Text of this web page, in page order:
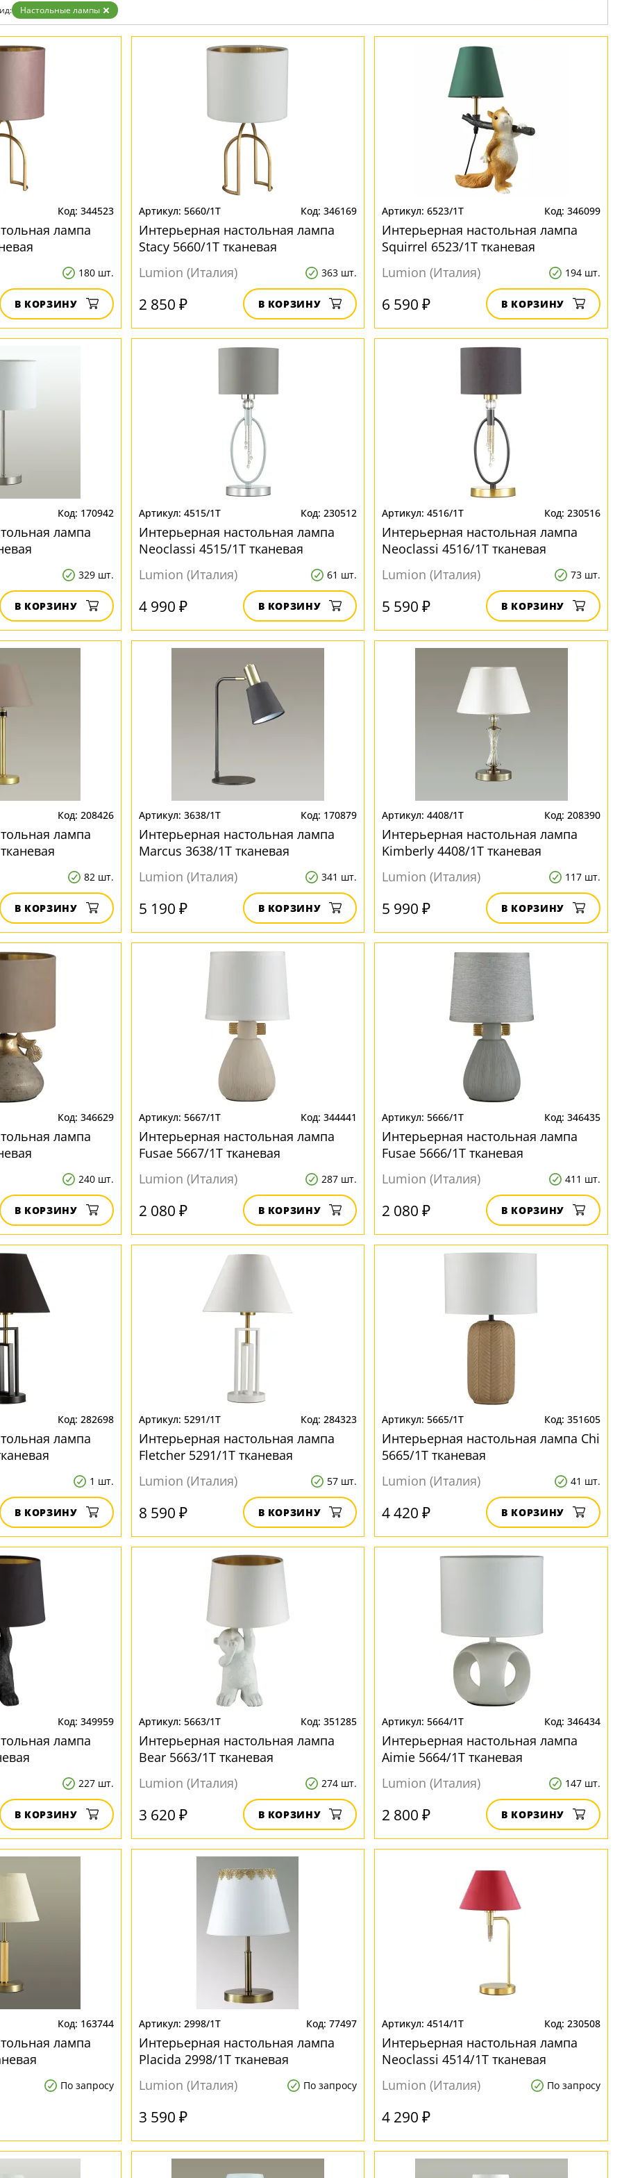
Золото
Прозрачные
Хром
Черные
Настольные лампы
344523
лампа
180 шт.
В КОРЗИНУ
5660/1T 346169
Интерьерная настольная лампа
Stacy 5660/1T тканевая
Lumion (Италия)
363 шт.
2 850 ₽ В КОРЗИНУ
6523/1T 346099
Интерьерная настольная лампа
Squirrel 6523/1T тканевая
Lumion (Италия)
194 шт.
6 590 ₽ В КОРЗИНУ
170942
лампа
329 шт.
В КОРЗИНУ
4515/1T 230512
Интерьерная настольная лампа
Neoclassi 4515/1T тканевая
Lumion (Италия)
61 шт.
4 990 ₽ В КОРЗИНУ
4516/1T 230516
Интерьерная настольная лампа
Neoclassi 4516/1T тканевая
Lumion (Италия)
73 шт.
5 590 ₽ В КОРЗИНУ
208426
лампа
82 шт.
В КОРЗИНУ
3638/1T 170879
Интерьерная настольная лампа
Marcus 3638/1T тканевая
Lumion (Италия)
341 шт.
5 190 ₽ В КОРЗИНУ
4408/1T 208390
Интерьерная настольная лампа
Kimberly 4408/1T тканевая
Lumion (Италия)
117 шт.
5 990 ₽ В КОРЗИНУ
346629
лампа
240 шт.
В КОРЗИНУ
5667/1T 344441
Интерьерная настольная лампа
Fusae 5667/1T тканевая
Lumion (Италия)
287 шт.
2 080 ₽ В КОРЗИНУ
5666/1T 346435
Интерьерная настольная лампа
Fusae 5666/1T тканевая
Lumion (Италия)
411 шт.
2 080 ₽ В КОРЗИНУ
282698
лампа
1 шт.
В КОРЗИНУ
5291/1T 284323
Интерьерная настольная лампа
Fletcher 5291/1T тканевая
Lumion (Италия)
57 шт.
8 590 ₽ В КОРЗИНУ
5665/1T 351605
Интерьерная настольная лампа Chi
5665/1T тканевая
Lumion (Италия)
41 шт.
4 420 ₽ В КОРЗИНУ
349959
лампа
227 шт.
В КОРЗИНУ
5663/1T 351285
Интерьерная настольная лампа
Bear 5663/1T тканевая
Lumion (Италия)
274 шт.
3 620 ₽ В КОРЗИНУ
5664/1T 346434
Интерьерная настольная лампа
Aimie 5664/1T тканевая
Lumion (Италия)
147 шт.
2 800 ₽ В КОРЗИНУ
163744
лампа
По запросу
2998/1T 77497
Интерьерная настольная лампа
Placida 2998/1T тканевая
Lumion (Италия)
По запросу
3 590 ₽
4514/1T 230508
Интерьерная настольная лампа
Neoclassi 4514/1T тканевая
Lumion (Италия)
По запросу
4 290 ₽